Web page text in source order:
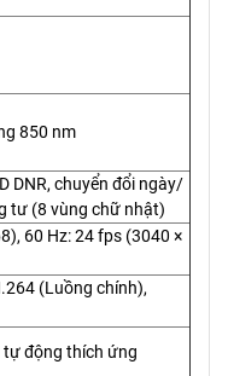
850 nm
DNR, chuyển đổi ngày/
tư (8 vùng chữ nhật)
60 Hz: 24 fps (3040 ×
(Luồng chính),
tự động thích ứng